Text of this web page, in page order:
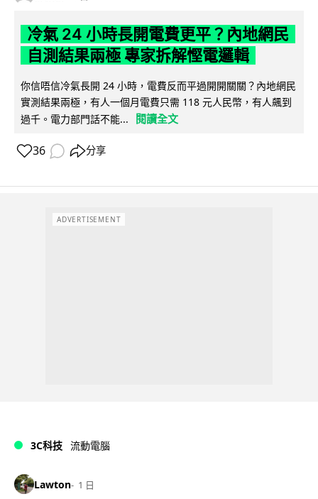
冷氣 24 小時長開電費更平？內地網民
自測結果兩極 專家拆解慳電邏輯
你信唔信冷氣長開 24 小時，電費反而平過開開關關？內地網民
實測結果兩極，有人一個月電費只需 118 元人民幣，有人飆到
過千。電力部門話不能...
閱讀全文
36 分享
ADVERTISEMENT
3C科技 流動電腦
Lawton 1 日